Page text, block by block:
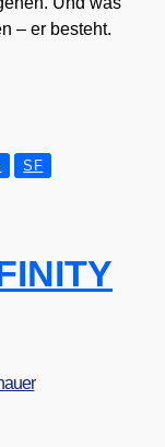
– er besteht.
SF